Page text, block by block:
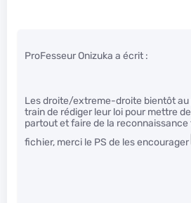
ProFesseur Onizuka a écrit :
Les droite/extreme-droite bientôt au
train de rédiger leur loi pour mettre
partout et faire de la
fichier, merci le PS de les encourager